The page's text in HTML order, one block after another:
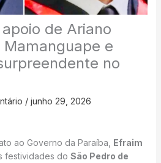
de Ariano
e
no
/ junho 29, 2026
ao Governo da Paraíba, Efraim
festividades do São Pedro de